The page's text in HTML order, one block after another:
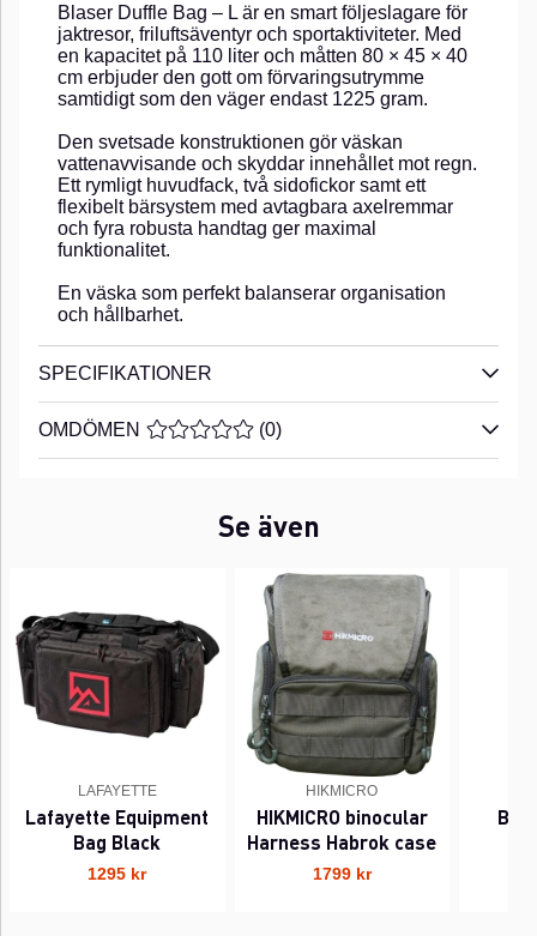
Blaser Duffle Bag – L är en smart följeslagare för
jaktresor, friluftsäventyr och sportaktiviteter. Med
en kapacitet på 110 liter och måtten 80 × 45 × 40
cm erbjuder den gott om förvaringsutrymme
samtidigt som den väger endast 1225 gram.
Den svetsade konstruktionen gör väskan
vattenavvisande och skyddar innehållet mot regn.
Ett rymligt huvudfack, två sidofickor samt ett
flexibelt bärsystem med avtagbara axelremmar
och fyra robusta handtag ger maximal
funktionalitet.
En väska som perfekt balanserar organisation
och hållbarhet.
SPECIFIKATIONER
OMDÖMEN MEDELBETYG 0 AV 5 ANTAL BETYG 0
(0)
Se även
LAFAYETTE
Lafayette Equipment
Bag Black
1295 kr
HIKMICRO
HIKMICRO binocular
Harness Habrok case
1799 kr